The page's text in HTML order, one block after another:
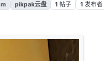
pikpak云盘 1 帖子 1 发布者